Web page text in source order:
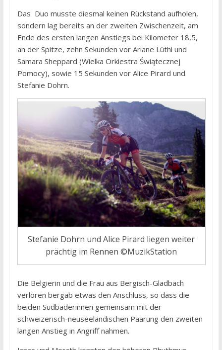
Das Duo musste diesmal keinen Rückstand aufholen,
sondern lag bereits an der zweiten Zwischenzeit, am
Ende des ersten langen Anstiegs bei Kilometer 18,5,
an der Spitze, zehn Sekunden vor Ariane Lüthi und
Samara Sheppard (Wielka Orkiestra Świątecznej
Pomocy), sowie 15 Sekunden vor Alice Pirard und
Stefanie Dohrn.
Stefanie Dohrn und Alice Pirard liegen weiter
prächtig im Rennen ©MuzikStation
Die Belgierin und die Frau aus Bergisch-Gladbach
verloren bergab etwas den Anschluss, so dass die
beiden Südbaderinnen gemeinsam mit der
schweizerisch-neuseeländischen Paarung den zweiten
langen Anstieg in Angriff nahmen.